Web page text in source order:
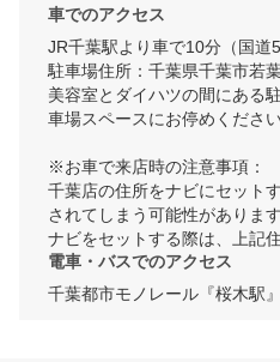
車でのアクセス
JR千葉駅より車で10分（国道
駐車場住所：千葉県千葉市若
美容室とダイハツの間にある
車場スペースにお停めください
※お車で来店時の注意事項：
千葉店の住所をナビにセット
されてしまう可能性があります
ナビをセットする際は、上記
電車・バスでのアクセス
千葉都市モノレール『桜木駅